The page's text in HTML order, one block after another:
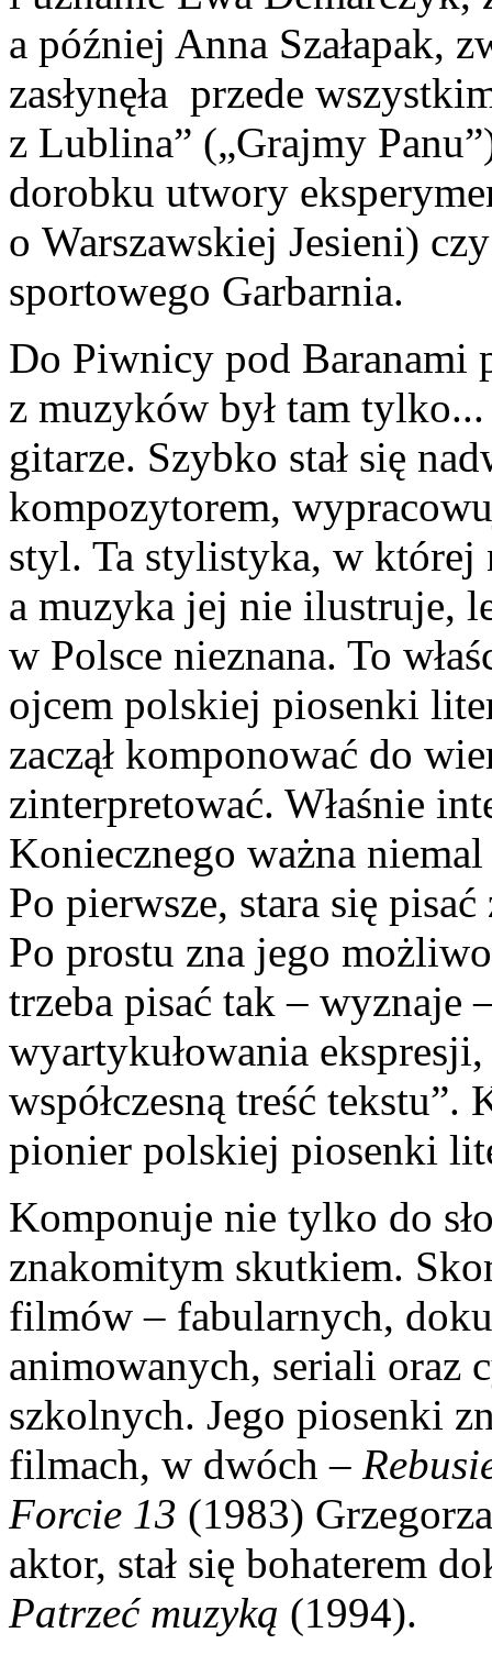
a później Anna Szałapak,
zasłynęła przede
z Lublina” („Grajmy
dorobku utwory
o Warszawskiej Jesieni)
sportowego Garbarnia.
Do Piwnicy pod Baranami
z muzyków był tam
gitarze. Szybko stał się
kompozytorem,
styl. Ta stylistyka, w której
a muzyka jej nie ilustruje,
w Polsce nieznana. To
ojcem polskiej piosenki
zaczął komponować do
zinterpretować. Właśnie
Koniecznego ważna
Po pierwsze, stara się
Po prostu zna jego
trzeba pisać tak – wyznaje
wyartykułowania
współczesną treść
pionier polskiej piosenki
Komponuje nie tylko do
znakomitym skutkiem.
filmów – fabularnych,
animowanych, seriali oraz
szkolnych. Jego piosenki
filmach, w dwóch –
Forcie 13 (1983)
aktor, stał się bohaterem
Patrzeć muzyką (1994).